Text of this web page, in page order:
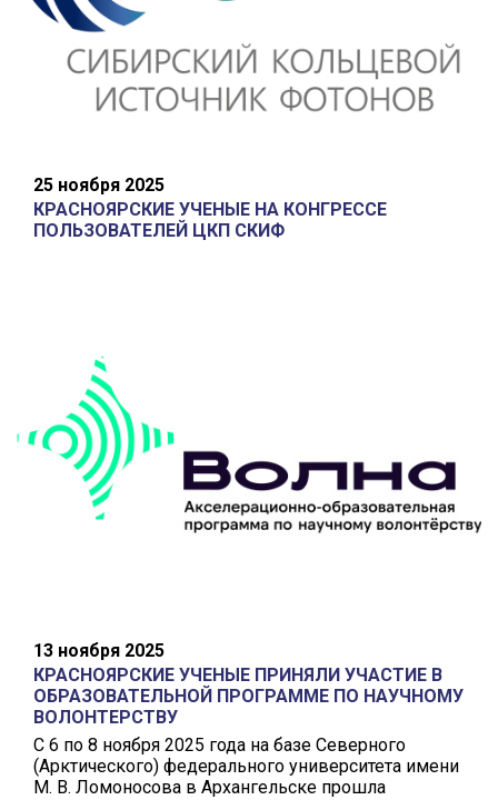
25 ноября 2025
КРАСНОЯРСКИЕ УЧЕНЫЕ НА КОНГРЕССЕ
ПОЛЬЗОВАТЕЛЕЙ ЦКП СКИФ
13 ноября 2025
КРАСНОЯРСКИЕ УЧЕНЫЕ ПРИНЯЛИ УЧАСТИЕ В
ОБРАЗОВАТЕЛЬНОЙ ПРОГРАММЕ ПО НАУЧНОМУ
ВОЛОНТЕРСТВУ
С 6 по 8 ноября 2025 года на базе Северного
(Арктического) федерального университета имени
М. В. Ломоносова в Архангельске прошла